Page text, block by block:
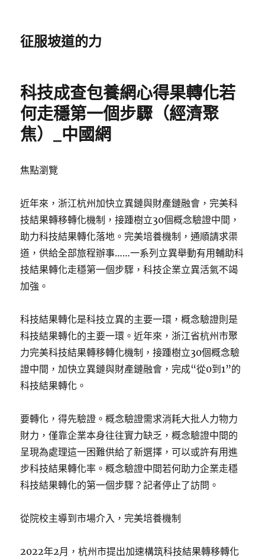
征服坡道的力
科技成查包養網心得果轉化若
何走穩第一個步驟（經濟聚
焦）_中國網
焦點瀏覽
近年來，浙江杭州加快立異鏈與財產鏈融會，完美科
技結果轉移轉化機制，接踵樹立30個概念驗證中間，
助力科技結果轉化落地。完美培養機制，通順請求渠
道，供給全部旅程辦事……一系列立異舉動有用輔助科
技結果轉化走穩第一個步驟，科技企業立異活氣不竭
加強。
科技結果轉化是科技立異的主要一環，概念驗證則是
科技結果轉化的主要一環。近年來，浙江省杭州市聚
力完美科技結果轉移轉化機制，接踵樹立30個概念驗
證中間，加快立異鏈與財產鏈融會，完成“從0到1”的
科技結果轉化。
要轉化，得先驗證。概念驗證需求消耗大批人力物力
財力，僅靠企業本身往往實力缺乏，概念驗證中間的
呈現為處理這一困難供給了新選擇，可以或許有用進
步科技結果轉化率。概念驗證中間若何助力企業走穩
科技結果轉化的第一個步驟？記者停止了訪問。
從院校主導到市場介入，完美培養機制
2022年2月，杭州市提出加速構筑科技結果轉移轉化